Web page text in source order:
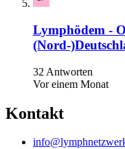
Lymphödem -
(Nord-
32 Antworten
Vor einem Monat
Kontakt